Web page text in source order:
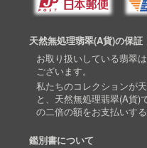
天然無処理翡翠(A貨)の保証
お取り扱いしている翡翠
ございます。
私たちのコレクションが
と、天然無処理翡翠(A貨)
の二倍の額をお支払いす
鑑別書について